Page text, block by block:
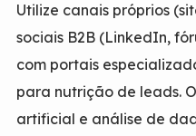
Utilize canais próprios
sociais B2B (LinkedIn,
com portais
para nutrição de leads.
artificial e análise de